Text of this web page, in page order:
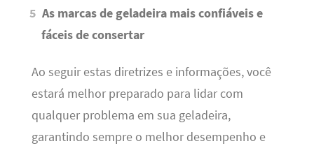
As marcas de geladeira mais confiáveis e
fáceis de consertar
Ao seguir estas diretrizes e informações, você
estará melhor preparado para lidar com
qualquer problema em sua geladeira,
garantindo sempre o melhor desempenho e